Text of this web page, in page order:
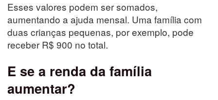
Esses valores podem ser somados,
aumentando a ajuda mensal. Uma família com
duas crianças pequenas, por exemplo, pode
receber R$ 900 no total.
E se a renda da família
aumentar?